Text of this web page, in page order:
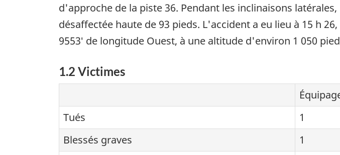
d'approche de la piste 36. Pendant les inclinaisons
désaffectée haute de 93 pieds. L'accident a eu lieu à 15 h
9553′ de longitude Ouest, à une altitude d'environ 1 050
1.2 Victimes
Tués
1
Blessés graves
1